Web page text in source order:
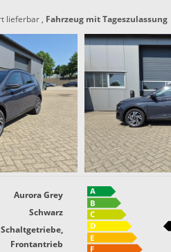
lieferbar, Fahrzeug mit Tageszulassung
Aurora Grey
Schwarz
Schaltgetriebe,
Frontantrieb